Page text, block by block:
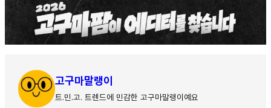
고구마말랭이
트.민.고. 트렌드에 민감한 고구마말랭이예요